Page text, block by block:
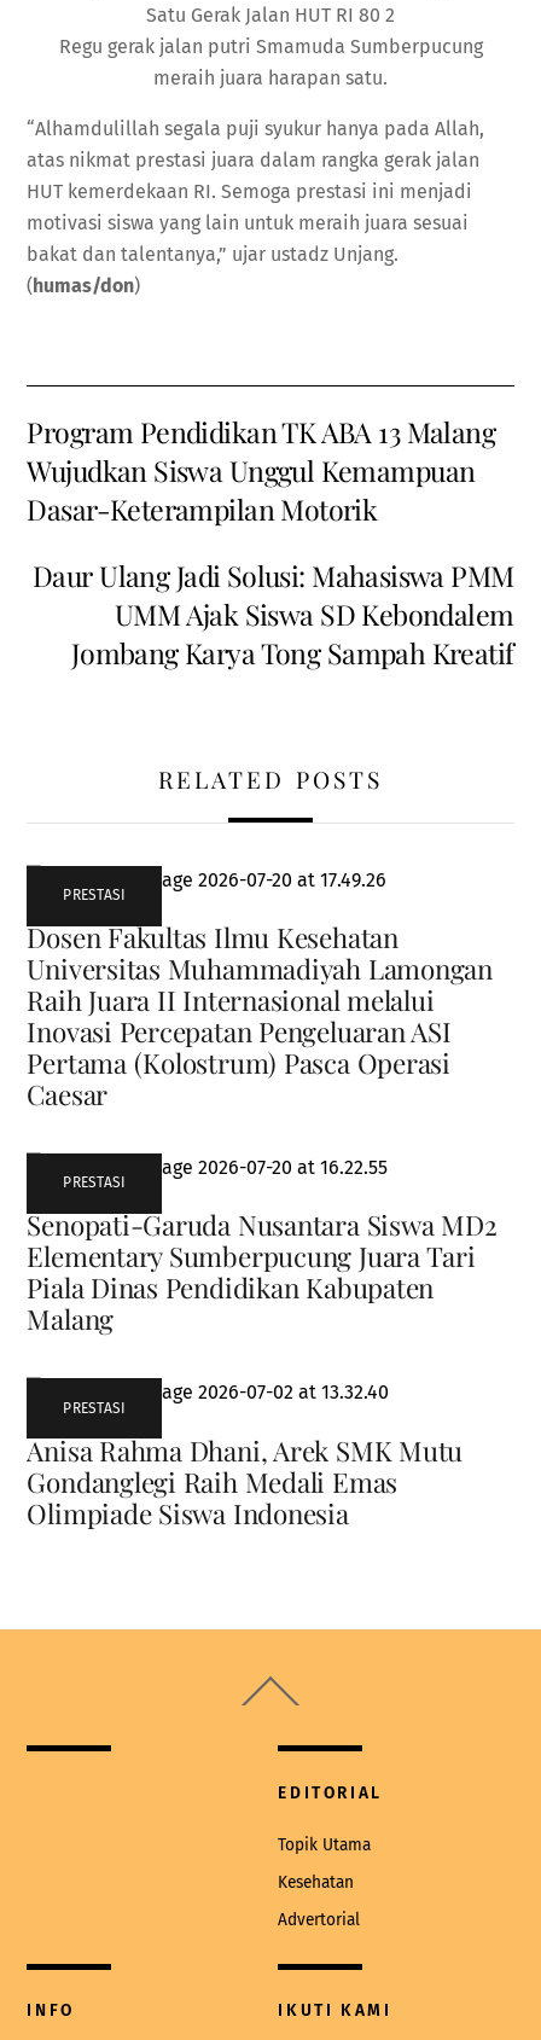
Regu gerak jalan putri Smamuda Sumberpucung
meraih juara harapan satu.
“Alhamdulillah segala puji syukur hanya pada Allah,
atas nikmat prestasi juara dalam rangka gerak jalan
HUT kemerdekaan RI. Semoga prestasi ini menjadi
motivasi siswa yang lain untuk meraih juara sesuai
bakat dan talentanya,” ujar ustadz Unjang.
(humas/don)
Program Pendidikan TK ABA 13 Malang
Wujudkan Siswa Unggul Kemampuan
Dasar-Keterampilan Motorik
Daur Ulang Jadi Solusi: Mahasiswa PMM
UMM Ajak Siswa SD Kebondalem
Jombang Karya Tong Sampah Kreatif
RELATED POSTS
PRESTASI
Dosen Fakultas Ilmu Kesehatan
Universitas Muhammadiyah Lamongan
Raih Juara II Internasional melalui
Inovasi Percepatan Pengeluaran ASI
Pertama (Kolostrum) Pasca Operasi
Caesar
PRESTASI
Senopati-Garuda Nusantara Siswa MD2
Elementary Sumberpucung Juara Tari
Piala Dinas Pendidikan Kabupaten
Malang
PRESTASI
Anisa Rahma Dhani, Arek SMK Mutu
Gondanglegi Raih Medali Emas
Olimpiade Siswa Indonesia
To
EDITORIAL
Topik Utama
Kesehatan
Advertorial
INFO IKUTI KAMI